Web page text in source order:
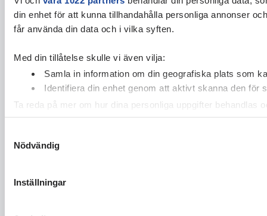
din enhet för att kunna tillhandahålla personliga annonser
får använda din data och i vilka syften.
Med din tillåtelse skulle vi även vilja:
Samla in information om din geografiska plats som
Identifiera din enhet genom att aktivt skanna den för
Ta reda på mer om hur dina personliga uppgifter behandlas
cookie-förklaringen.
Vi använder enhetsidentifierare för att anpassa innehållet
Nödvändig
Inställningar